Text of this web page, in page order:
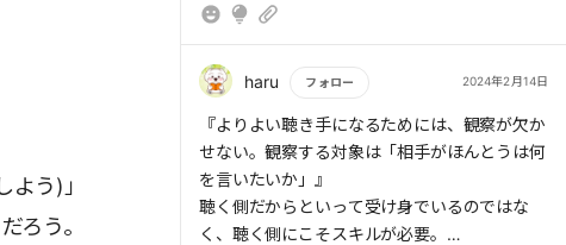
う)」
ろう。
く工夫を積み重ねていきたい。
haru フォロー 2024年2月14日
もっと読む
『よりよい聴き手になるためには、観察が欠か
せない。観察する対象は「相手がほんとうは何
を言いたいか」』
聴く側だからといって受け身でいるのではな
く、聴く側にこそスキルが必要。